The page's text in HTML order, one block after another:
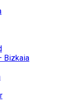
Bizkaia